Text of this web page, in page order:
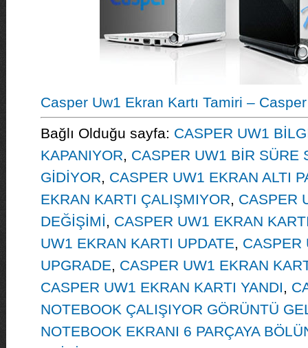
Casper Uw1 Ekran Kartı Tamiri –
Bağlı Olduğu sayfa: CASPER UW1
KAPANIYOR, CASPER UW1 BİR SÜRE
GİDİYOR, CASPER UW1 EKRAN ALTI
EKRAN KARTI ÇALIŞMIYOR, CASPER
DEĞİŞİMİ, CASPER UW1 EKRAN
UW1 EKRAN KARTI UPDATE, CASPER
UPGRADE, CASPER UW1 EKRAN
CASPER UW1 EKRAN KARTI YANDI,
NOTEBOOK ÇALIŞIYOR GÖRÜNTÜ
NOTEBOOK EKRANI 6 PARÇAYA